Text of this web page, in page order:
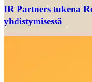
IR Partners tukena
yhdistymisessä